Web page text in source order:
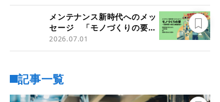
メンテナンス新時代へのメッ
セージ 「モノづくりの要
～設備管理・保全と価値創造
～」
2026.07.01
記事一覧